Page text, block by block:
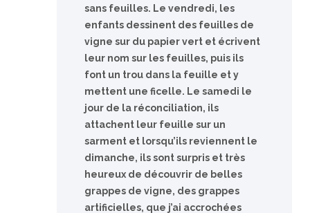
sans feuilles. Le vendredi, les
enfants dessinent des feuilles de
vigne sur du papier vert et écrivent
leur nom sur les feuilles, puis ils
font un trou dans la feuille et y
mettent une ficelle. Le samedi le
jour de la réconciliation, ils
attachent leur feuille sur un
sarment et lorsqu’ils reviennent le
dimanche, ils sont surpris et très
heureux de découvrir de belles
grappes de vigne, des grappes
artificielles, que j’ai accrochées